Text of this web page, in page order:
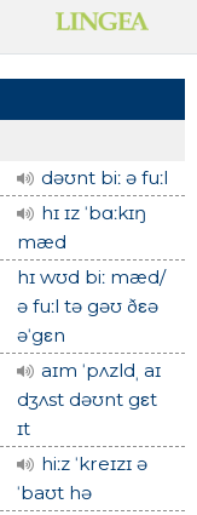
dəʊnt biː ə fuːl
hɪ ɪz ˈbɑːkɪŋ
mæd
hɪ wʊd biː mæd/
ə fuːl tə gəʊ ðεə
əˈgεn
aɪm ˈpʌzldˌ aɪ
dʒʌst dəʊnt gεt
ɪt
hiːz ˈkreɪzɪ ə
ˈbaʊt hə